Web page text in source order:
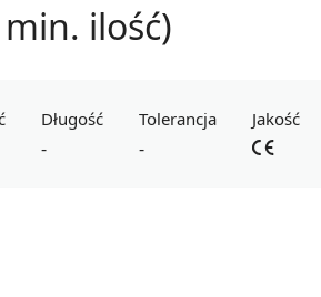
ilość)
Długość
-
Tolerancja
-
Jakość